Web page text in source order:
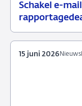
Schakel e-
21
Nieuwsbericht
15 juni 2026